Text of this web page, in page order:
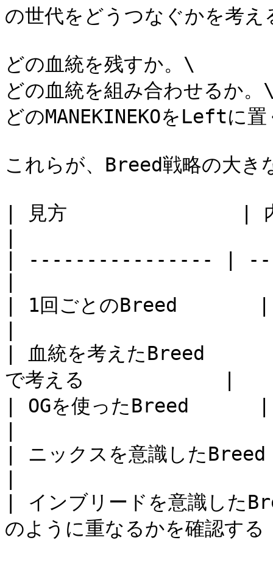
の世代をどうつなぐかを考
どの血統を残すか。\
どの血統を組み合わせるか
どのMANEKINEKOをLeftに
これらが、Breed戦略の大き
| 見方               |
| ---------------- |
| 1回ごとのBreed       |
| 血統を考えたBreed      |
で考える            |
| OGを使ったBreed      |
| ニックスを意識した
| インブリードを意識した
のように重なるかを確認す